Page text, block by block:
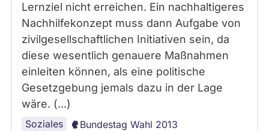
Lernziel nicht erreichen. Ein nachhaltigeres
Nachhilfekonzept muss dann Aufgabe von
zivilgesellschaftlichen Initiativen sein, da
diese wesentlich genauere Maßnahmen
einleiten können, als eine politische
Gesetzgebung jemals dazu in der Lage
wäre. (...)
Soziales Bundestag Wahl 2013